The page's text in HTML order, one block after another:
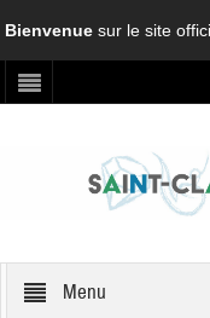
Bienvenuesur le site
Menu